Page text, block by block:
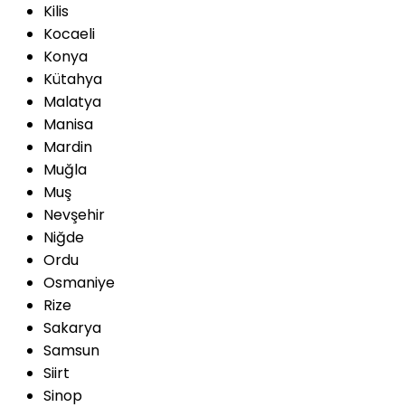
Kilis
Kocaeli
Konya
Kütahya
Malatya
Manisa
Mardin
Muğla
Muş
Nevşehir
Niğde
Ordu
Osmaniye
Rize
Sakarya
Samsun
Siirt
Sinop